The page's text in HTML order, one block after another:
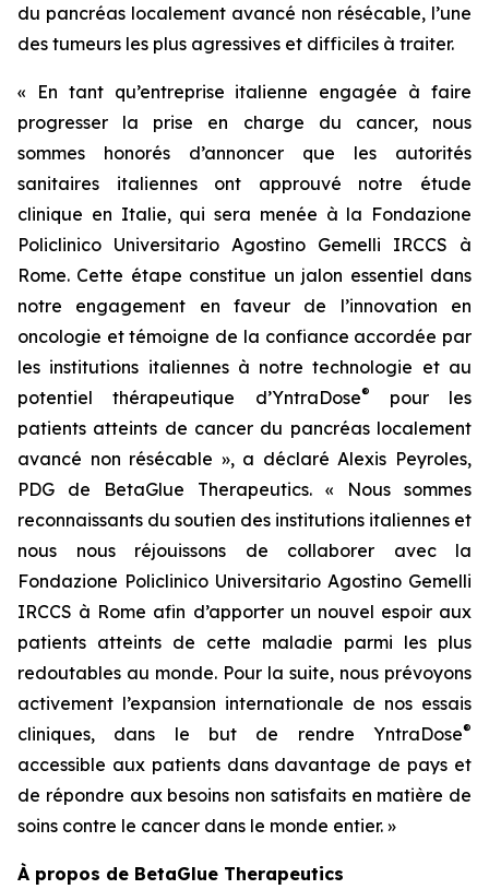
du pancréas localement avancé non résécable, l’une
des tumeurs les plus agressives et difficiles à traiter.
« En tant qu’entreprise italienne engagée à faire
progresser la prise en charge du cancer, nous
sommes honorés d’annoncer que les autorités
sanitaires italiennes ont approuvé notre étude
clinique en Italie, qui sera menée à la Fondazione
Policlinico Universitario Agostino Gemelli IRCCS à
Rome. Cette étape constitue un jalon essentiel dans
notre engagement en faveur de l’innovation en
oncologie et témoigne de la confiance accordée par
les institutions italiennes à notre technologie et au
potentiel thérapeutique d’YntraDose®
pour les
patients atteints de cancer du pancréas localement
avancé non résécable », a déclaré Alexis Peyroles,
PDG de BetaGlue Therapeutics. « Nous sommes
reconnaissants du soutien des institutions italiennes et
nous nous réjouissons de collaborer avec la
Fondazione Policlinico Universitario Agostino Gemelli
IRCCS à Rome afin d’apporter un nouvel espoir aux
patients atteints de cette maladie parmi les plus
redoutables au monde. Pour la suite, nous prévoyons
activement l’expansion internationale de nos essais
cliniques, dans le but de rendre YntraDose®
accessible aux patients dans davantage de pays et
de répondre aux besoins non satisfaits en matière de
soins contre le cancer dans le monde entier. »
À propos de BetaGlue Therapeutics